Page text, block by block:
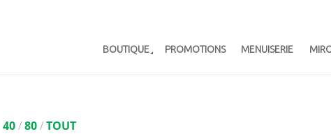
BOUTIQUE PROMOTIONS MENUISERIE
40/80/TOUT